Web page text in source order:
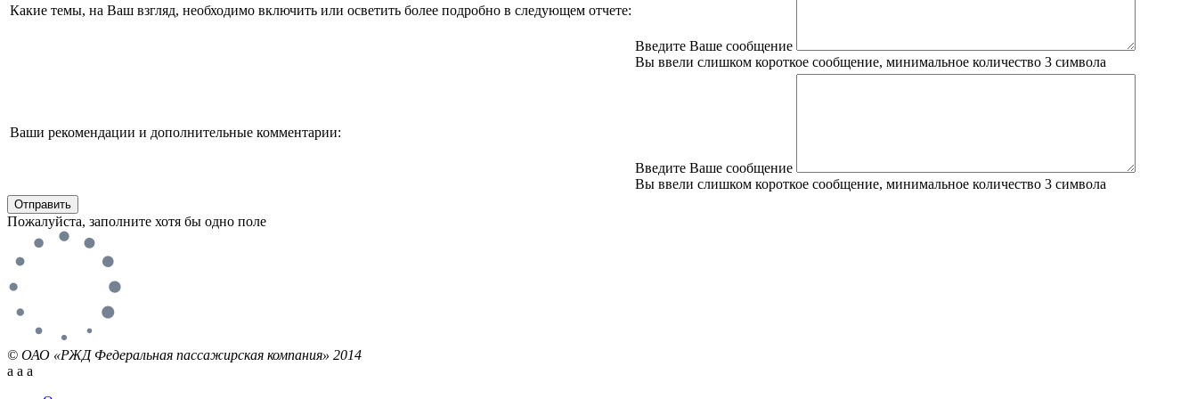
Какие темы, на Ваш взгляд, необходимо включить или осветить более подробно в следующем отчете:
Введите Ваше сообщение
Вы ввели слишком короткое сообщение, минимальное количество 3 символа
Ваши рекомендации и дополнительные комментарии:
Введите Ваше сообщение
Вы ввели слишком короткое сообщение, минимальное количество 3 символа
Отправить
Пожалуйста, заполните хотя бы одно поле
© ОАО «РЖД Федеральная пассажирская компания» 2014
a a a